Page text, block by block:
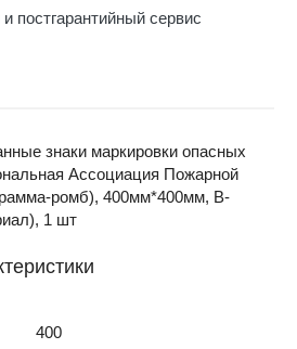
постгарантийный сервис
знаки маркировки опасных
Ассоциация Пожарной
ромб), 400мм*400мм, B-
1 шт
400